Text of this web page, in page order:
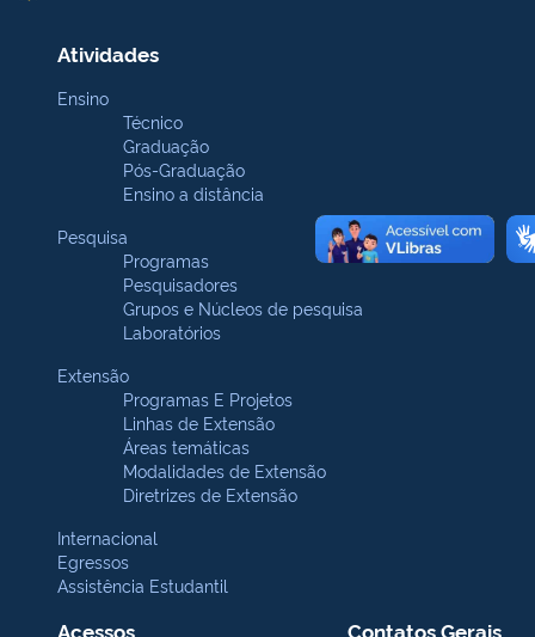
Atividades
Ensino
Técnico
Graduação
Pós-Graduação
Ensino a distância
Pesquisa
Programas
Pesquisadores
Grupos e Núcleos de pesquisa
Laboratórios
Extensão
Programas E Projetos
Linhas de Extensão
Áreas temáticas
Modalidades de Extensão
Diretrizes de Extensão
Internacional
Egressos
Assistência Estudantil
Acessos Contatos Gerais